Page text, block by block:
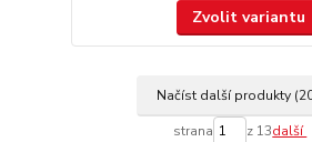
Zvolit variantu
Načíst další produkty
strana z 13další